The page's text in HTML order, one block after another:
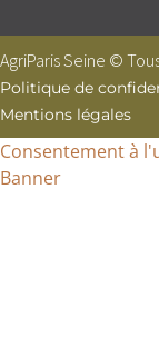
AgriParis Seine ©
Mentions légales
Politique de
Consentement à
Banner